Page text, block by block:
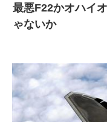
最悪F22かオハイ
ゃないか